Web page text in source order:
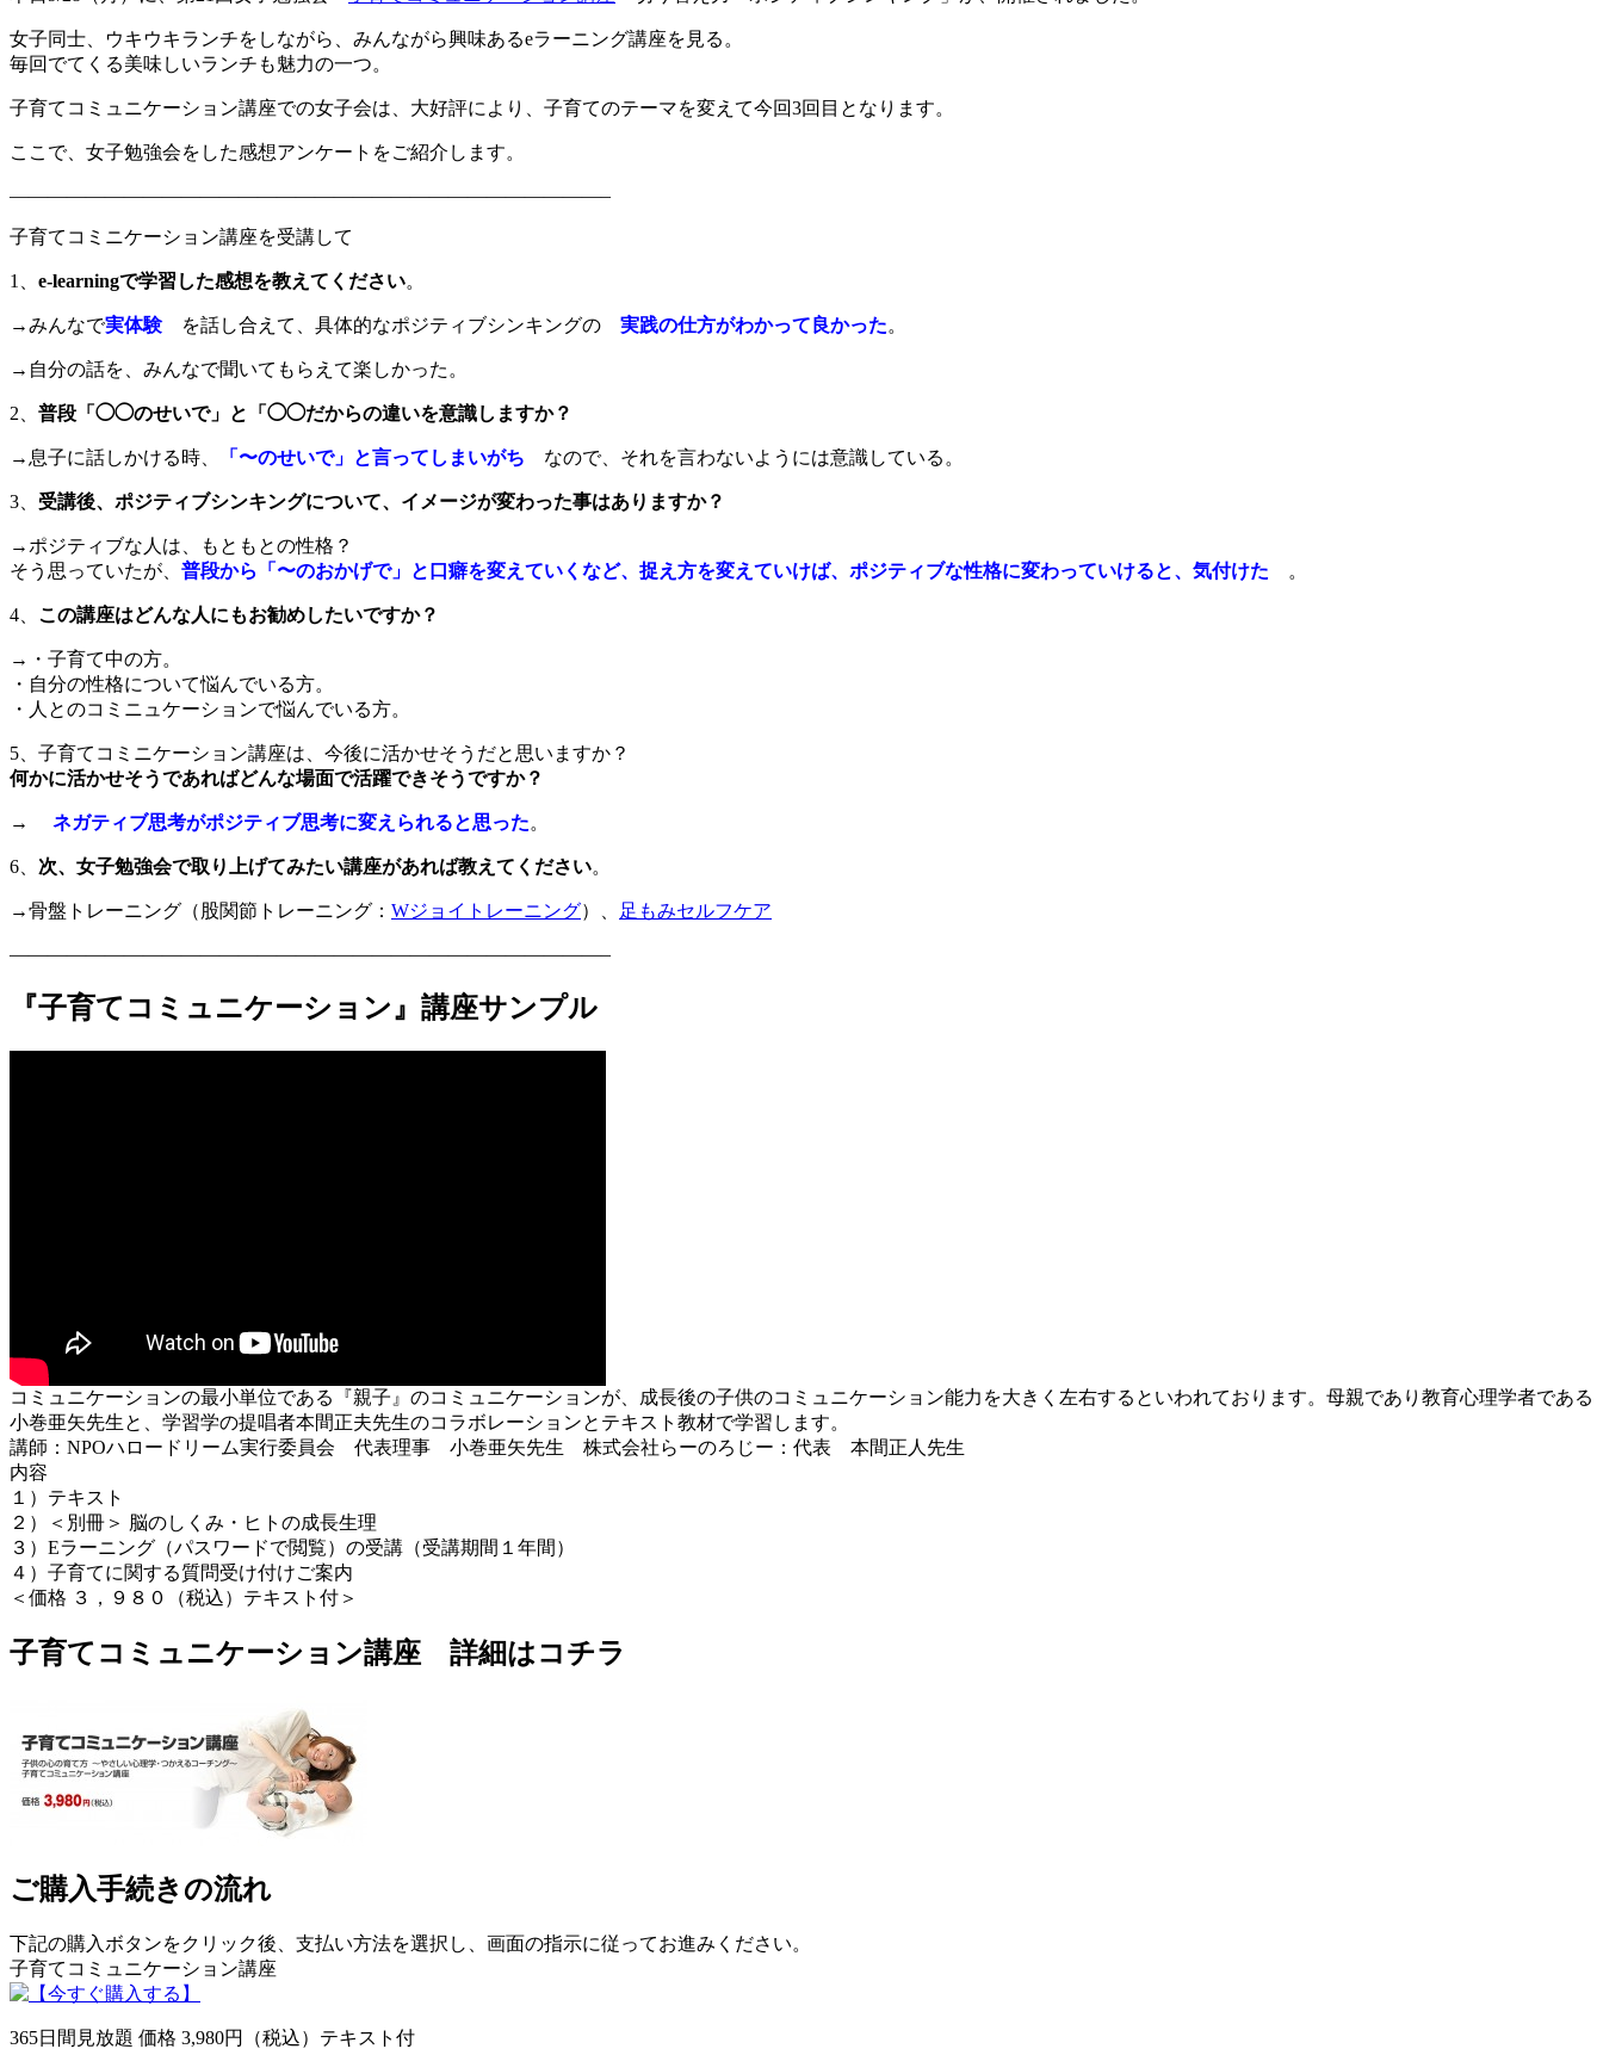
女子同士、ウキウキランチをしながら、みんながら興味あるeラーニング講座を見る。
毎回でてくる美味しいランチも魅力の一つ。
子育てコミュニケーション講座での女子会は、大好評により、子育てのテーマを変えて今回3回目となります。
ここで、女子勉強会をした感想アンケートをご紹介します。
———————————————————————————————–
子育てコミニケーション講座を受講して
1、 e-learningで学習した感想を教えてください。
→みんなで実体験 を話し合えて、具体的なポジティブシンキングの 実践の仕方がわかって良かった。
→自分の話を、みんなで聞いてもらえて楽しかった。
2、 普段「◯◯のせいで」と「◯◯だからの違いを意識しますか？
→息子に話しかける時、 「〜のせいで」と言ってしまいがち なので、それを言わないようには意識している。
3、 受講後、ポジティブシンキングについて、イメージが変わった事はありますか？
→ポジティブな人は、もともとの性格？
そう思っていたが、 普段から「〜のおかげで」と口癖を変えていくなど、捉え方を変えていけば、ポジティブな性格に変わっていけると、気付けた 。
4、 この講座はどんな人にもお勧めしたいですか？
→・子育て中の方。
・自分の性格について悩んでいる方。
・人とのコミニュケーションで悩んでいる方。
5、子育てコミニケーション講座は、今後に活かせそうだと思いますか？
何かに活かせそうであればどんな場面で活躍できそうですか？
→ ネガティブ思考がポジティブ思考に変えられると思った。
6、 次、女子勉強会で取り上げてみたい講座があれば教えてください。
→骨盤トレーニング（股関節トレーニング： Wジョイトレーニング）、 足もみセルフケア
———————————————————————————————–
『子育てコミュニケーション』講座サンプル
コミュニケーションの最小単位である『親子』のコミュニケーションが、成長後の子供のコミュニケーション能力を大きく左右するといわれております。母親であり教育心理学者である
小巻亜矢先生と、学習学の提唱者本間正夫先生のコラボレーションとテキスト教材で学習します。
講師：NPOハロードリーム実行委員会 代表理事 小巻亜矢先生 株式会社らーのろじー：代表 本間正人先生
内容
１）テキスト
２）＜別冊＞ 脳のしくみ・ヒトの成長生理
３）Eラーニング（パスワードで閲覧）の受講（受講期間１年間）
４）子育てに関する質問受け付けご案内
＜価格 ３，９８０（税込）テキスト付＞
子育てコミュニケーション講座 詳細はコチラ
ご購入手続きの流れ
下記の購入ボタンをクリック後、支払い方法を選択し、画面の指示に従ってお進みください。
子育てコミュニケーション講座
365日間見放題 価格 3,980円（税込）テキスト付